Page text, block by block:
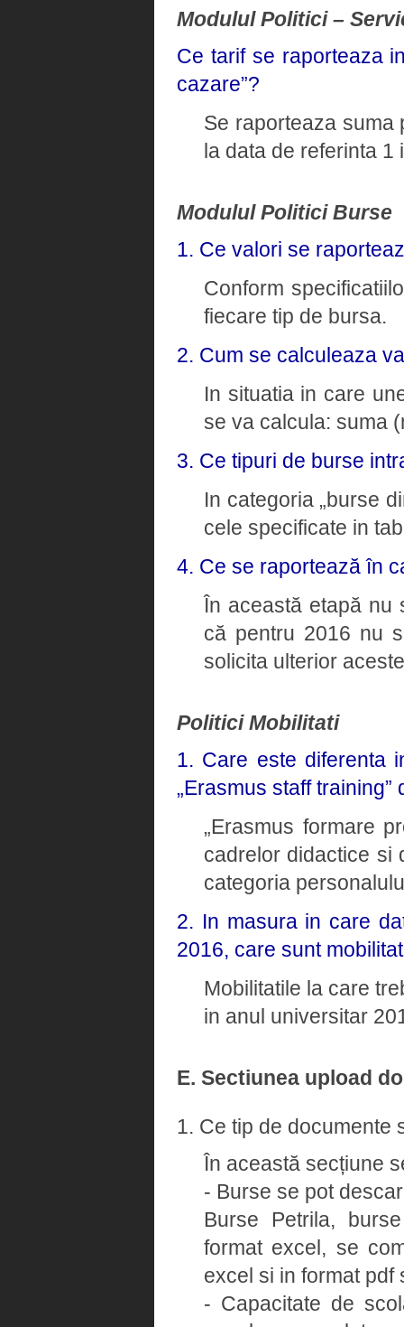
Modulul Politici –
Ce tarif se raporteaza
cazare”?
Se raporteaza suma
la data de referinta 1
Modulul Politici Burse
1. Ce valori se
Conform
fiecare tip de bursa.
2. Cum se calculeaza
In situatia in care
se va calcula: suma
3. Ce tipuri de burse
In categoria „burse
cele specificate in
4. Ce se raportează în
În această etapă nu
că pentru 2016 nu
solicita ulterior
Politici Mobilitati
1. Care este diferenta
„Erasmus staff training”
„Erasmus formare
cadrelor didactice si
categoria
2. In masura in care
2016, care sunt
Mobilitatile la care
in anul universitar
E. Sectiunea upload
1. Ce tip de documente
În această secțiune
- Burse se pot
Burse Petrila,
format excel, se
excel si in format pdf
- Capacitate de